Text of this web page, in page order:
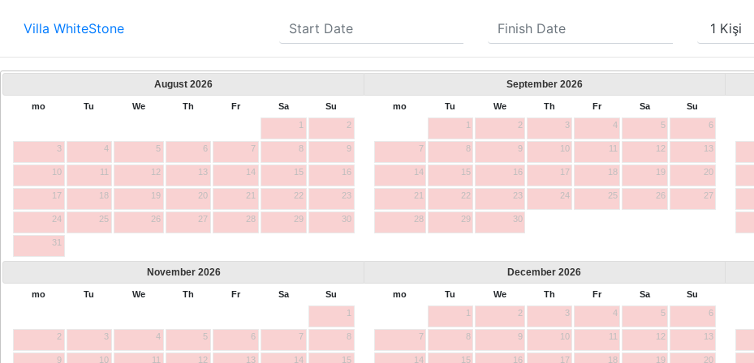
Villa WhiteStone
August 2026
mo Tu We Th Fr Sa
Su
1
2
3 4 5 6 7 8 9
10 11 12 13 14 15 16
17 18 19 20 21 22 23
24 25 26 27 28 29 30
31
September 2026
mo Tu We Th Fr Sa
Su
1
2 3 4 5 6
7 8 9 10 11 12 13
14 15 16 17 18 19 20
21 22 23 24 25 26 27
28 29 30
November 2026
mo Tu We Th Fr Sa
Su
1
2 3 4 5 6 7 8
9 10 11 12 13 14 15
December 2026
mo Tu We Th Fr Sa
Su
1
2 3 4 5 6
7 8 9 10 11 12 13
14 15 16 17 18 19 20